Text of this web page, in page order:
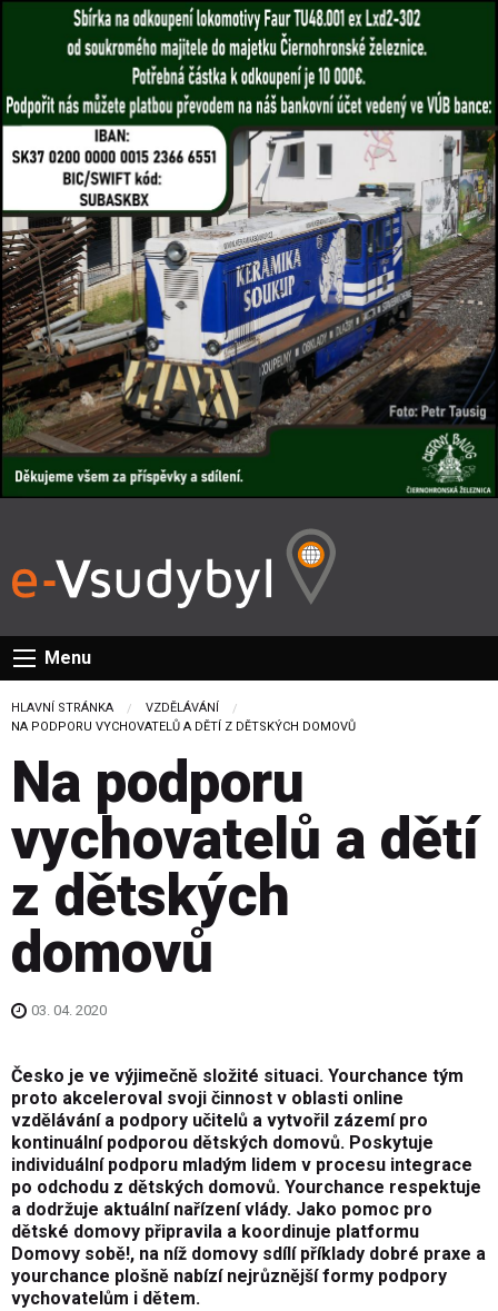
Menu
HLAVNÍ STRÁNKA
VZDĚLÁVÁNÍ
CURRENT:
NA PODPORU VYCHOVATELŮ A DĚTÍ Z DĚTSKÝCH DOMOVŮ
Na podporu
vychovatelů a dětí
z dětských
domovů
03. 04. 2020
Česko je ve výjimečně složité situaci. Yourchance tým
proto akceleroval svoji činnost v oblasti online
vzdělávání a podpory učitelů a vytvořil zázemí pro
kontinuální podporou dětských domovů. Poskytuje
individuální podporu mladým lidem v procesu integrace
po odchodu z dětských domovů. Yourchance respektuje
a dodržuje aktuální nařízení vlády. Jako pomoc pro
dětské domovy připravila a koordinuje platformu
Domovy sobě!, na níž domovy sdílí příklady dobré praxe a
yourchance plošně nabízí nejrůznější formy podpory
vychovatelům i dětem.